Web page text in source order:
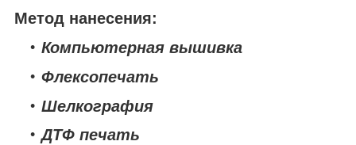
Метод нанесения:
Компьютерная вышивка
Флексопечать
Шелкография
ДТФ печать